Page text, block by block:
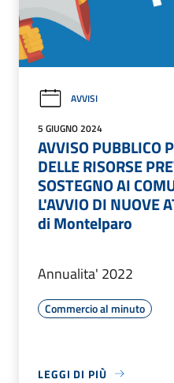
AVVISI
5 GIUGNO 2024
AVVISO PUBBLICO
DELLE RISORSE
SOSTEGNO AI
L'AVVIO DI NUOVE
di Montelparo
Annualita' 2022
Commercio al minuto
LEGGI DI PIÙ